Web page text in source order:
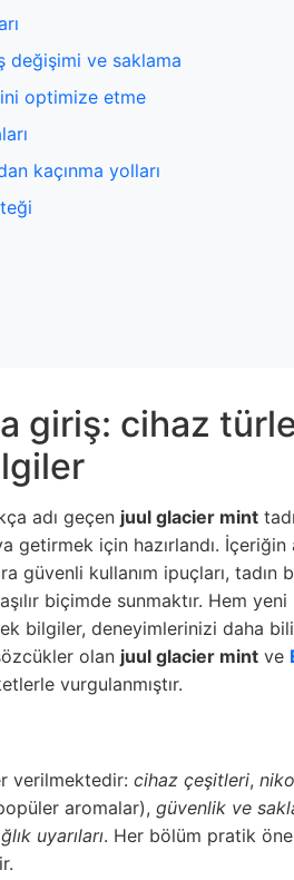
değişimi ve saklama
optimize etme
kaçınma yolları
giriş: cihaz
adı geçen juul glacier mint
getirmek için hazırlandı. İçeriğin
güvenli kullanım ipuçları, tadın
biçimde sunmaktır. Hem
bilgiler, deneyimlerinizi daha
olan juul glacier mint ve
vurgulanmıştır.
verilmektedir: cihaz çeşitleri,
aromalar), güvenlik ve
uyarıları. Her bölüm pratik